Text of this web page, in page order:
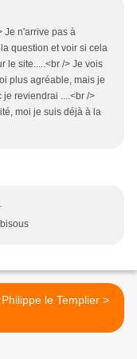
Je n'arrive pas à
question et voir si cela
le site.....<br /> Je vois
plus agréable, mais je
reviendrai ....<br />
moi je suis déjà à la
Sire Philippe le Templier >